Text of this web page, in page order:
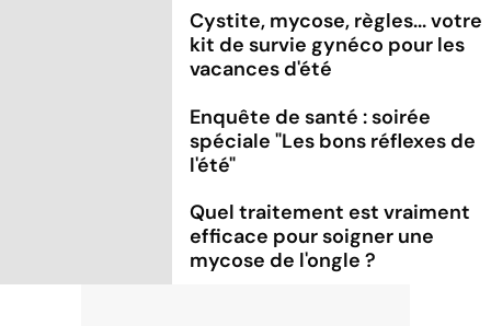
Cystite, mycose, règles... votre
kit de survie gynéco pour les
vacances d'été
Enquête de santé : soirée
spéciale "Les bons réflexes de
l'été"
Quel traitement est vraiment
efficace pour soigner une
mycose de l'ongle ?